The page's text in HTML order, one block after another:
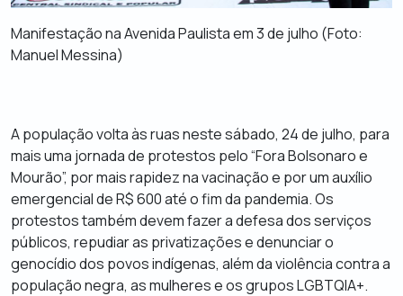
Manifestação na Avenida Paulista em 3 de julho (Foto:
Manuel Messina)
A população volta às ruas neste sábado, 24 de julho, para
mais uma jornada de protestos pelo “Fora Bolsonaro e
Mourão”, por mais rapidez na vacinação e por um auxílio
emergencial de R$ 600 até o fim da pandemia. Os
protestos também devem fazer a defesa dos serviços
públicos, repudiar as privatizações e denunciar o
genocídio dos povos indígenas, além da violência contra a
população negra, as mulheres e os grupos LGBTQIA+.